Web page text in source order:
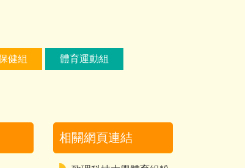
健組 體育運動組
相關網頁連結